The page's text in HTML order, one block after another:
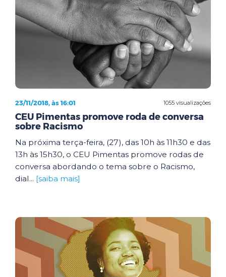
1055 visualizações
23/11/2018, às 16:01
CEU Pimentas promove roda de conversa
sobre Racismo
Na próxima terça-feira, (27), das 10h às 11h30 e das
13h às 15h30, o CEU Pimentas promove rodas de
conversa abordando o tema sobre o Racismo,
dial... [saiba mais]